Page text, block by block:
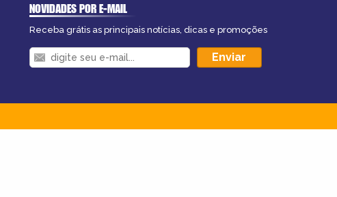
NOVIDADES POR E-MAIL
Receba grátis as principais notícias, dicas e promoções